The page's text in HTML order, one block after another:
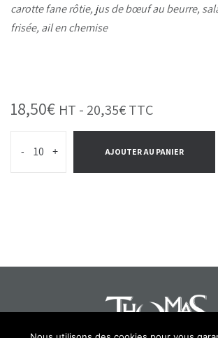
carotte fane rôtie, jus de bœuf au beurre,
frisée, ail en chemise
18,50€ HT - 20,35€TTC
- + AJOUTER AU PANIER